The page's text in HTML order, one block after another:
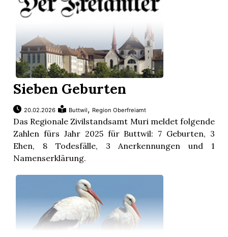
Sieben Geburten
20.02.2026 Buttwil, Region Oberfreiamt
Das Regionale Zivilstandsamt Muri meldet folgende
Zahlen fürs Jahr 2025 für Buttwil: 7 Geburten, 3
Ehen, 8 Todesfälle, 3 Anerkennungen und 1
Namenserklärung.